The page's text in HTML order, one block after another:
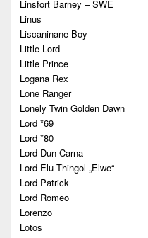
Linsfort Barney – SWE
Linus
Liscaninane Boy
Little Lord
Little Prince
Logana Rex
Lone Ranger
Lonely Twin Golden Dawn
Lord *69
Lord *80
Lord Dun Carna
Lord Elu Thingol „Elwe“
Lord Patrick
Lord Romeo
Lorenzo
Lotos